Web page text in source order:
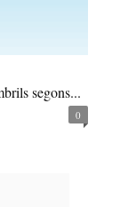
segons...
0